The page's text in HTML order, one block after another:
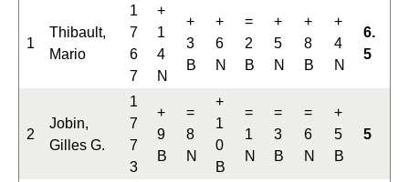
1
Thibault,
Mario
1
7
6
7
+
1
4
N
+
3
B
+
6
N
=
2
B
+
5
N
+
8
B
+
4
N
6.
5
2
Jobin,
Gilles G.
1
7
7
3
+
9
B
=
8
N
+
1
0
B
=
1
N
=
3
B
=
6
N
+
5
B
5